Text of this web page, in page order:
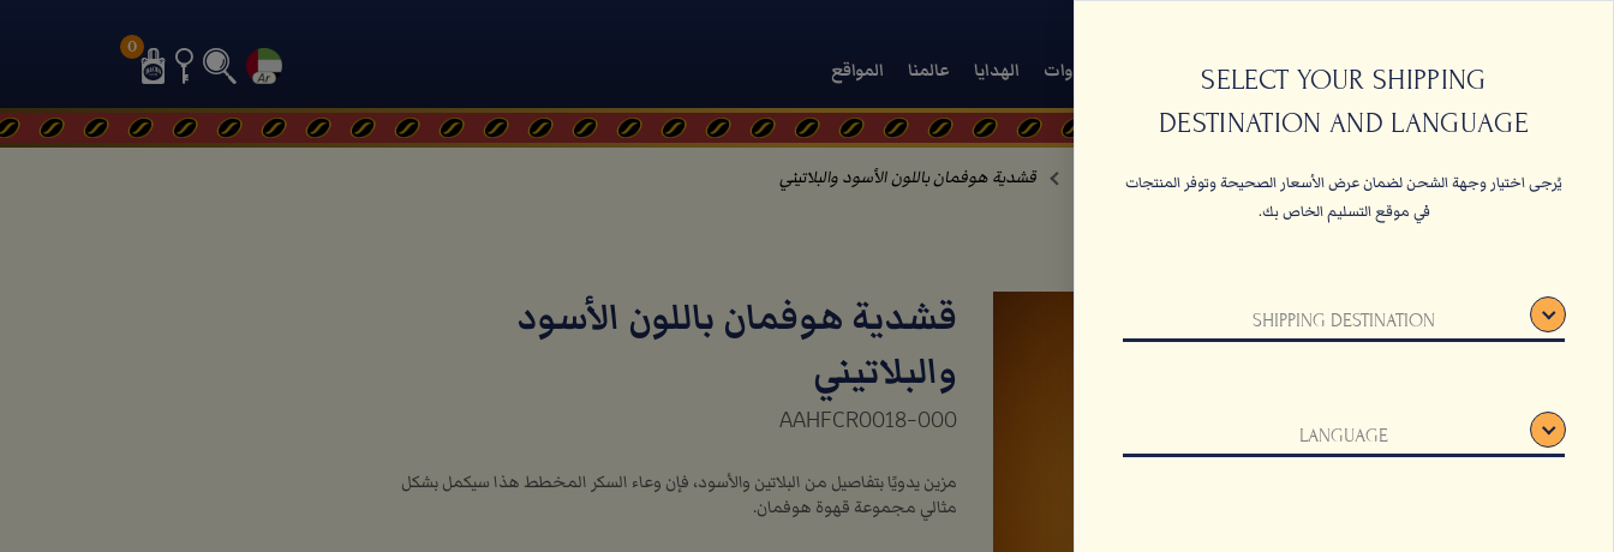
حبات البن القهوة المعلبة والأدوات الهدايا عالمنا المواقع
0
SELECT YOUR SHIPPING
DESTINATION AND LANGUAGE
يُرجى اختيار وجهة الشحن لضمان عرض الأسعار الصحيحة وتوفر المنتجات
في موقع التسليم الخاص بك.
SHIPPING DESTINATION
LANGUAGE
الصفحة الرئيسية قائمة الأدوات قشدية هوفمان باللون الأسود والبلاتيني
قشدية هوفمان باللون الأسود
والبلاتيني
AAHFCR0018-000
مزين يدويًا بتفاصيل من البلاتين والأسود، فإن وعاء السكر المخطط هذا سيكمل بشكل
مثالي مجموعة قهوة هوفمان.